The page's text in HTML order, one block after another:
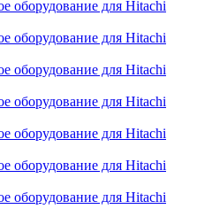
оборудование для Hitachi
оборудование для Hitachi
оборудование для Hitachi
оборудование для Hitachi
оборудование для Hitachi
оборудование для Hitachi
оборудование для Hitachi